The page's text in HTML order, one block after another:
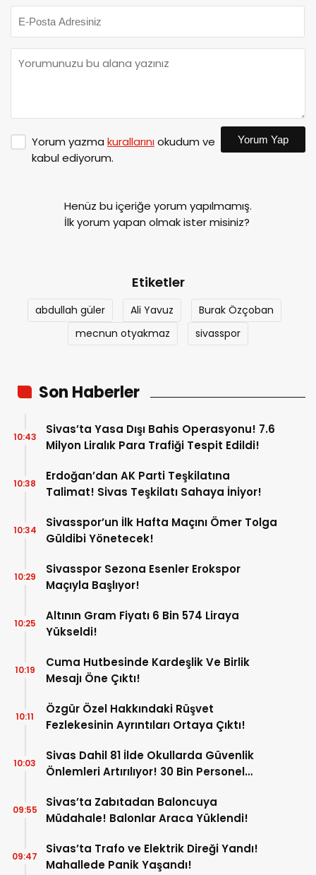
Yorum yazma kurallarınıokudum ve
kabul ediyorum.
Yorum Yap
Henüz bu içeriğe yorum yapılmamış.
İlk yorum yapan olmak ister misiniz?
Etiketler
abdullah güler Ali Yavuz
Burak Özçoban
mecnun otyakmaz
sivasspor
Son Haberler
Sivas’ta Yasa Dışı Bahis Operasyonu! 7.6
Milyon Liralık Para Trafiği Tespit Edildi!
10:43
Erdoğan’dan AK Parti Teşkilatına
Talimat! Sivas Teşkilatı Sahaya İniyor!
10:38
Sivasspor’un İlk Hafta Maçını Ömer Tolga
Güldibi Yönetecek!
10:34
Sivasspor Sezona Esenler Erokspor
Maçıyla Başlıyor!
10:29
Altının Gram Fiyatı 6 Bin 574 Liraya
Yükseldi!
10:25
Cuma Hutbesinde Kardeşlik Ve Birlik
Mesajı Öne Çıktı!
10:19
Özgür Özel Hakkındaki Rüşvet
Fezlekesinin Ayrıntıları Ortaya Çıktı!
10:11
Sivas Dahil 81 İlde Okullarda Güvenlik
Önlemleri Artırılıyor! 30 Bin Personel
10:03
Sivas’ta Zabıtadan Baloncuya
Müdahale! Balonlar Araca Yüklendi!
09:55
Sivas’ta Trafo ve Elektrik Direği Yandı!
Mahallede Panik Yaşandı!
09:47